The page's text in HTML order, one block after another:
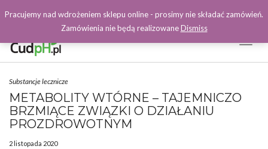
Facebook
Substancje lecznicze
METABOLITY WTÓRNE – TAJEMNICZO
BRZMIĄCE ZWIĄZKI O DZIAŁANIU
PROZDROWOTNYM
2 listopada 2020
Pracujemy nad wdrożeniem sklepu online - prosimy nie składać zamówień.
Zamówienia nie będą realizowaneDismiss